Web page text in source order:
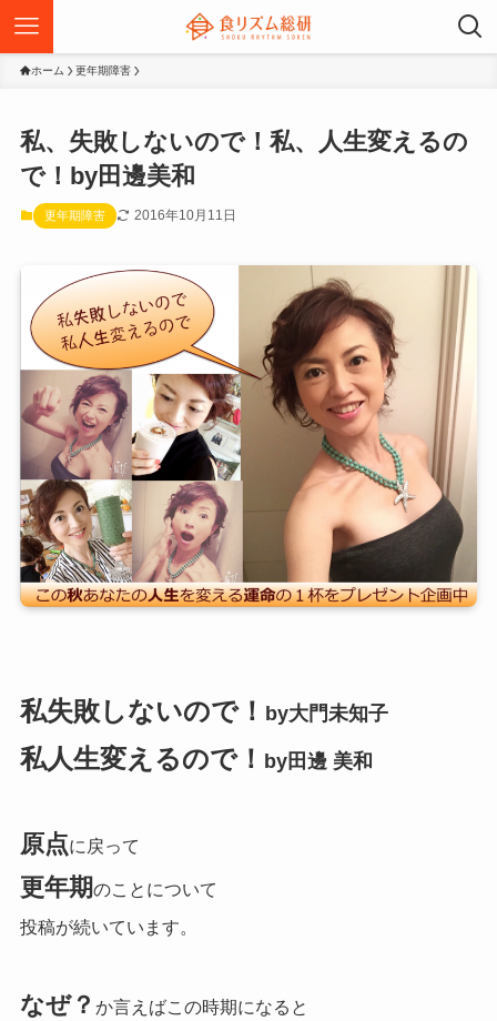
ホーム 更年期障害
私、失敗しないので！私、人生変えるの
で！by田邊美和
更年期障害 2016年10月11日
私失敗しないので！ by大門未知子
私人生変えるので！ by田邊 美和
原点に戻って
更年期のことについて
投稿が続いています。
なぜ？ か言えばこの時期になると